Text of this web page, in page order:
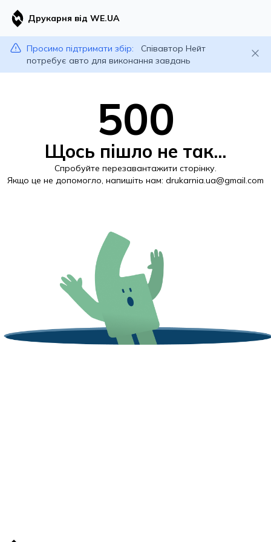
Друкарня від WE.UA
Просимо підтримати збір:
Співавтор Нейт
потребує авто для виконання завдань
500
Щось пішло не так...
Спробуйте перезавантажити сторінку.
Якщо це не допомогло, напишіть нам: drukarnia.ua@gmail.com